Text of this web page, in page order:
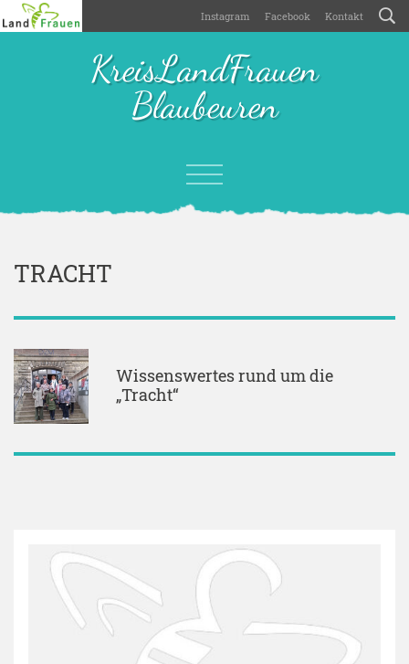
Instagram Facebook Kontakt
KreisLandFrauen
Blaubeuren
TRACHT
Wissenswertes rund um die
„Tracht“